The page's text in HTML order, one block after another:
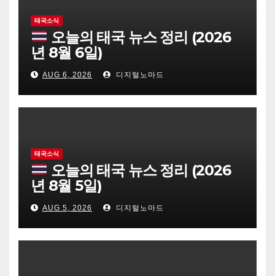
태국소식
오늘의 태국 뉴스 정리 (2026
년 8월 6일)
AUG 6, 2026 디지털노마드
태국소식
오늘의 태국 뉴스 정리 (2026
년 8월 5일)
AUG 5, 2026 디지털노마드